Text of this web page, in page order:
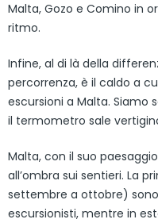
Malta, Gozo e Comino in
ritmo.
Infine, al di là della
percorrenza, è il caldo a
escursioni a Malta. Siamo
il termometro sale
Malta, con il suo
all’ombra sui sentieri. La
settembre a ottobre)
escursionisti, mentre in